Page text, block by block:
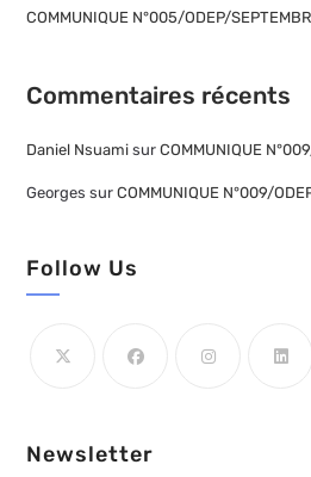
COMMUNIQUE N°005/ODEP/
Commentaires récents
Daniel Nsuami surCOMMUNIQUE
Georges surCOMMUNIQUE N°009/
Follow Us
Newsletter